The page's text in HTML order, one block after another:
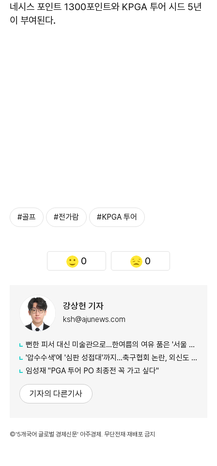
네시스 포인트 1300포인트와 KPGA 투어 시드 5년
이 부여된다.
#골프 #전가람 #KPGA 투어
0 0
강상헌 기자
ksh@ajunews.com
뻔한 피서 대신 미술관으로…한여름의 여유 품은 '서울 신규 미술관 4곳'
'압수수색'에 '심판 성접대'까지…축구협회 논란, 외신도 집중 조명
임성재 "PGA 투어 PO 최종전 꼭 가고 싶다"
기자의 다른기사
©'5개국어 글로벌 경제신문' 아주경제. 무단전재·재배포 금지